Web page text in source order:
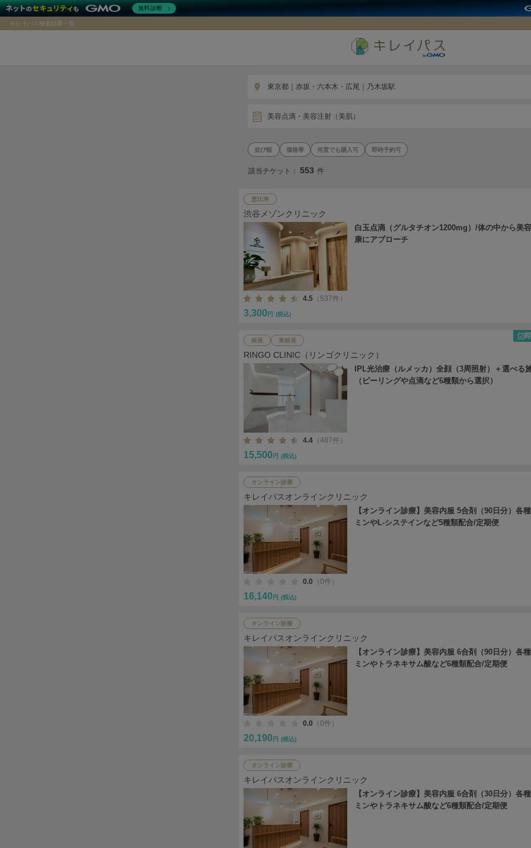
キレイパス検索結果一覧
東京都｜赤坂・六本木・広尾｜乃木坂駅
美容点滴・美容注射（美肌）
価格帯 何度でも購入可 即時予約可
該当チケット：553 件
恵比寿
渋谷メゾンクリニック
白玉点滴（グルタチオン1200mg）/体の中から美
康にアプローチ
4.5 （537件）
3,300 円 (税込)
銀座 東銀座
RINGO CLINIC（リンゴクリニック）
IPL光治療（ルメッカ）全顔（3周照射）＋選べる
（ピーリングや点滴など6種類から選択）
4.4 （487件）
15,500 円 (税込)
オンライン診療
キレイパスオンラインクリニック
【オンライン診療】美容内服 5合剤（90日分）各
ミンやL-システインなど5種類配合/定期便
0.0 （0件）
16,140 円 (税込)
オンライン診療
キレイパスオンラインクリニック
【オンライン診療】美容内服 6合剤（90日分）各
ミンやトラネキサム酸など6種類配合/定期便
0.0 （0件）
20,190 円 (税込)
オンライン診療
キレイパスオンラインクリニック
【オンライン診療】美容内服 6合剤（30日分）各
ミンやトラネキサム酸など6種類配合/定期便
無料診断